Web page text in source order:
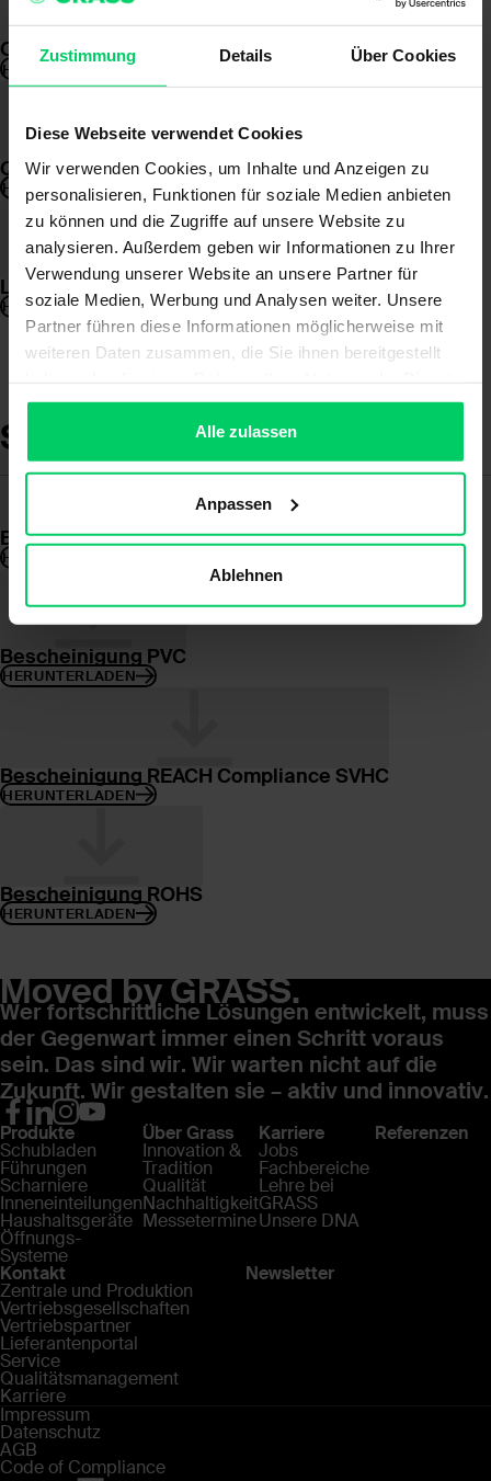
Zustimmung Details Über Cookies
Diese Webseite verwendet Cookies
Wir verwenden Cookies, um Inhalte und Anzeigen zu
personalisieren, Funktionen für soziale Medien anbieten
zu können und die Zugriffe auf unsere Website zu
analysieren. Außerdem geben wir Informationen zu Ihrer
Verwendung unserer Website an unsere Partner für
soziale Medien, Werbung und Analysen weiter. Unsere
Partner führen diese Informationen möglicherweise mit
weiteren Daten zusammen, die Sie ihnen bereitgestellt
gesammelt haben.
Alle zulassen
Anpassen
Ablehnen
Optimierung Druckluftsystem DE
HERUNTERLADEN
Qualitätsmanagementsystem ISO 9001 2015
HERUNTERLADEN
Lieferkette ISO 28000:2022
HERUNTERLADEN
ISO 14001 DE
HERUNTERLADEN
Sicherheit und Umwelt
Bescheinigung DMF
HERUNTERLADEN
Bescheinigung PAK
Bescheinigung PVC
HERUNTERLADEN
Bescheinigung REACH Compliance SVHC
HERUNTERLADEN
Bescheinigung ROHS
HERUNTERLADEN
Moved by GRASS.
Wer fortschrittliche Lösungen entwickelt, muss
der Gegenwart immer einen Schritt voraus
sein. Das sind wir. Wir warten nicht auf die
Zukunft. Wir gestalten sie – aktiv und innovativ.
Produkte
Schubladen
Führungen
Scharniere
Inneneinteilungen
Haushaltsgeräte
Öffnungs-
Systeme
Über Grass
Innovation &
Tradition
Qualität
Nachhaltigkeit
Messetermine
Karriere
Jobs
Fachbereiche
Lehre bei
GRASS
Unsere DNA
Referenzen
Kontakt
Zentrale und Produktion
Vertriebsgesellschaften
Vertriebspartner
Lieferantenportal
Service
Qualitätsmanagement
Karriere
Newsletter
Impressum
Datenschutz
AGB
Code of Compliance